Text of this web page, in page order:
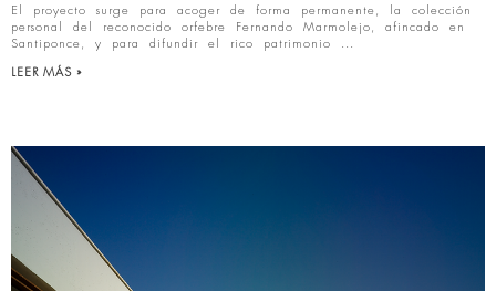
El proyecto surge para acoger de forma permanente, la colección
personal del reconocido orfebre Fernando Marmolejo, afincado en
Santiponce, y para difundir el rico patrimonio
LEER MÁS »